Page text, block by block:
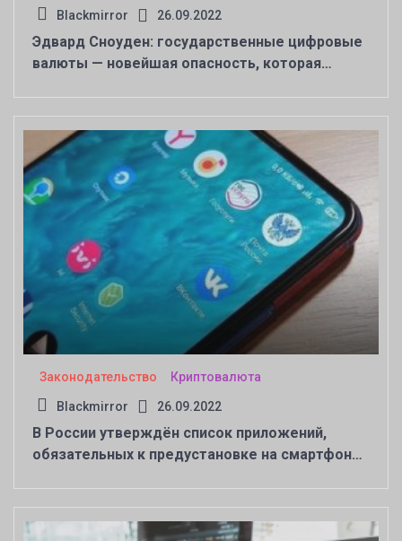
Blackmirror 26.09.2022
Эдвард Сноуден: государственные цифровые
валюты — новейшая опасность, которая
Законодательство Криптовалюта
Blackmirror 26.09.2022
В России утверждён список приложений,
обязательных к предустановке на смартфоны